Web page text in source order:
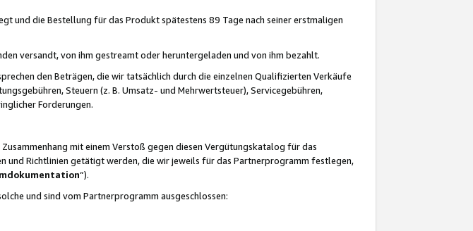
und die Bestellung für das Produkt spätestens 89 Tage nach seiner erstmaligen
versandt, von ihm gestreamt oder heruntergeladen und von ihm bezahlt.
den Beträgen, die wir tatsächlich durch die einzelnen Qualifizierten Verkäufe
Steuern (z. B. Umsatz- und Mehrwertsteuer), Servicegebühren,
Forderungen.
mit einem Verstoß gegen diesen Vergütungskatalog für das
und Richtlinien getätigt werden, die wir jeweils für das Partnerprogramm festlegen,
“).
und sind vom Partnerprogramm ausgeschlossen: